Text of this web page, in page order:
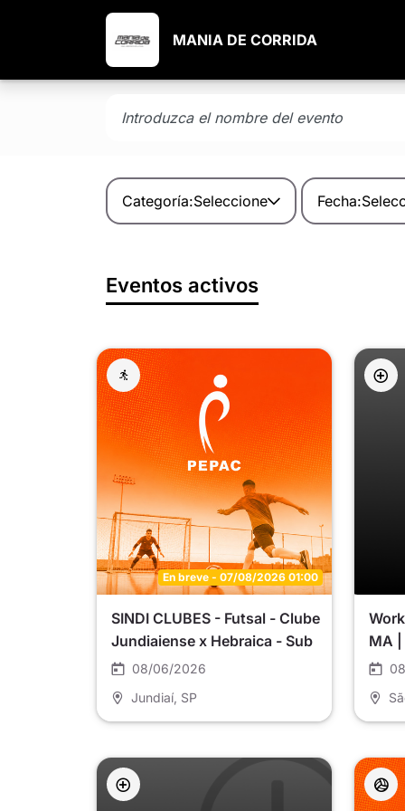
MANIA DE CORRIDA
Categoría:Seleccione Fecha:
Eventos activos
En breve - 07/08/2026 01:00
SINDI CLUBES - Futsal - Clube
Jundiaiense x Hebraica - Sub
11 08/06/2026
Jundiaí , SP
MA